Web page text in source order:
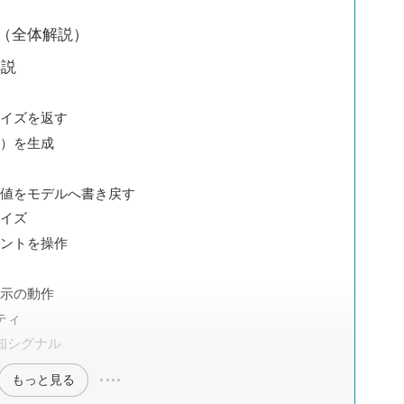
全体解説）
ズを返す
を生成
をモデルへ書き戻す
ズ
トを操作
の動作
ィ
シグナル
もっと見る